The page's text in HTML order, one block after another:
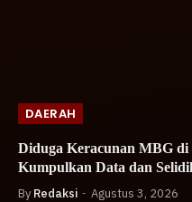
DAERAH
Diduga Keracunan MBG di
Kumpulkan Data dan
By Redaksi Agustus 3, 2026